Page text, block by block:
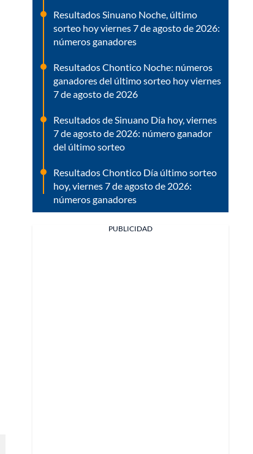
Resultados Sinuano Noche, último
sorteo hoy viernes 7 de agosto de 2026:
números ganadores
Resultados Chontico Noche: números
ganadores del último sorteo hoy viernes
7 de agosto de 2026
Resultados de Sinuano Día hoy, viernes
7 de agosto de 2026: número ganador
del último sorteo
Resultados Chontico Día último sorteo
hoy, viernes 7 de agosto de 2026:
números ganadores
PUBLICIDAD